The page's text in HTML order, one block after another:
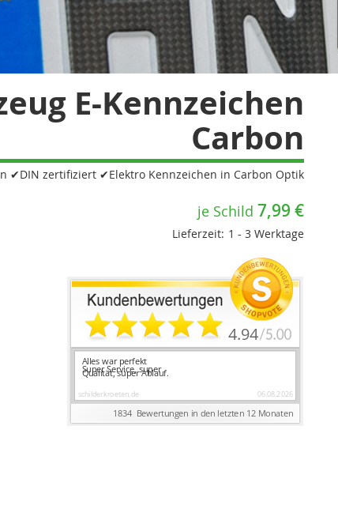
E-Kennzeichen
Carbon
✔DIN zertifiziert ✔Elektro Kennzeichen in Carbon Optik
7,99 €
Lieferzeit: 1 - 3 Werktage